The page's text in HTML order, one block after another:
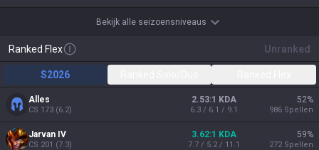
Bekijk alle seizoensniveaus
Ranked Flex Unranked
S2026
Alles
CS 173 (6.2)
2.53:1 KDA
6.3 / 6.1 / 9.1
52%
986 Spellen
Jarvan IV
CS 201 (7.3)
3.62:1 KDA
7.7 / 5.2 / 11.1
59%
272 Spellen